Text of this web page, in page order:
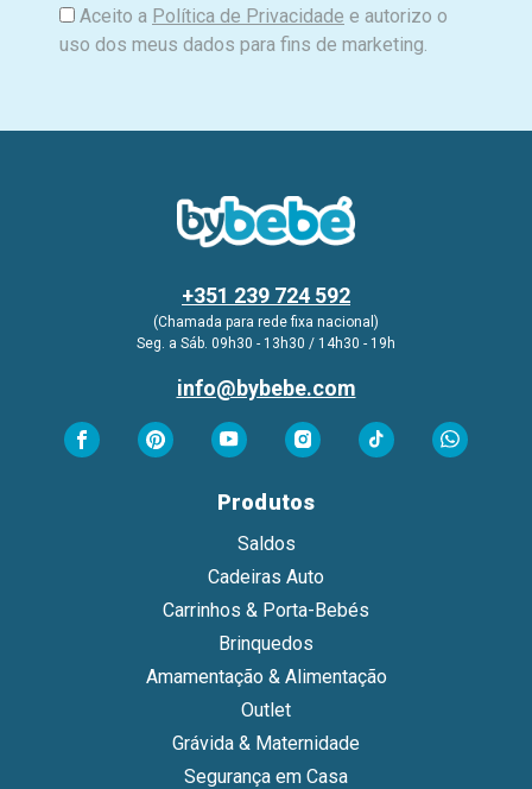
Aceito a Política de Privacidade e autorizo o
uso dos meus dados para fins de marketing.
+351 239 724 592
(Chamada para rede fixa nacional)
Seg. a Sáb. 09h30 - 13h30 / 14h30 - 19h
info@bybebe.com
Produtos
Saldos
Cadeiras Auto
Carrinhos & Porta-Bebés
Brinquedos
Amamentação & Alimentação
Outlet
Grávida & Maternidade
Segurança em Casa